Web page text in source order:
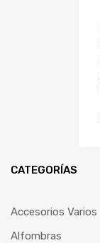
CATEGORÍAS
Accesorios Varios
Alfombras